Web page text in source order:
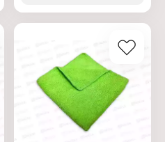
становится идеально
чистой и сухой.
Обладает прочностью и
износостойкостью.
Характеристики:
Торговая марка: Grass
Артикул: IT-0648
Тип товара: Салфетка